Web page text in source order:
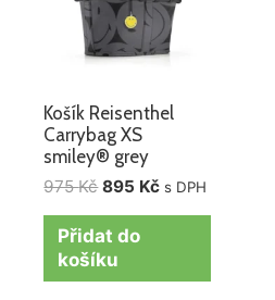
Košík Reisenthel
Carrybag XS
smiley® grey
975Kč 895 Kč s DPH
Přidat do
košíku